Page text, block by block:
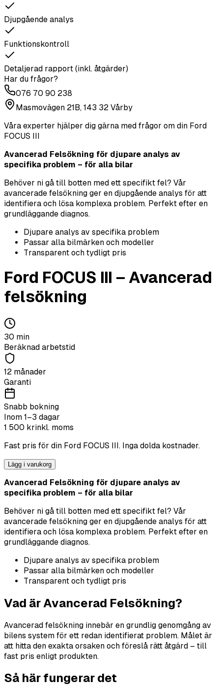
Djupgående analys
Funktionskontroll
Detaljerad rapport (inkl. åtgärder)
Har du frågor?
076 70 90 238
Masmovägen 21B, 143 32 Vårby
Våra experter hjälper dig gärna med frågor om din Ford
FOCUS III
Avancerad Felsökning för djupare analys av
specifika problem – för alla bilar
Behöver ni gå till botten med ett specifikt fel? Vår
avancerade felsökning ger en djupgående analys för att
identifiera och lösa komplexa problem. Perfekt efter en
grundläggande diagnos.
Djupare analys av specifika problem
Passar alla bilmärken och modeller
Transparent och tydligt pris
Ford FOCUS III – Avancerad
felsökning
30 min
Beräknad arbetstid
12 månader
Garanti
Snabb bokning
Inom 1–3 dagar
1 500 krinkl. moms
Fast pris för din Ford FOCUS III. Inga dolda kostnader.
Lägg i varukorg
Avancerad Felsökning för djupare analys av
specifika problem – för alla bilar
Behöver ni gå till botten med ett specifikt fel? Vår
avancerade felsökning ger en djupgående analys för att
identifiera och lösa komplexa problem. Perfekt efter en
grundläggande diagnos.
Djupare analys av specifika problem
Passar alla bilmärken och modeller
Transparent och tydligt pris
Vad är Avancerad Felsökning?
Avancerad felsökning innebär en grundlig genomgång av
bilens system för ett redan identifierat problem. Målet är
att hitta den exakta orsaken och föreslå rätt åtgärd – till
fast pris enligt produkten.
Så här fungerar det